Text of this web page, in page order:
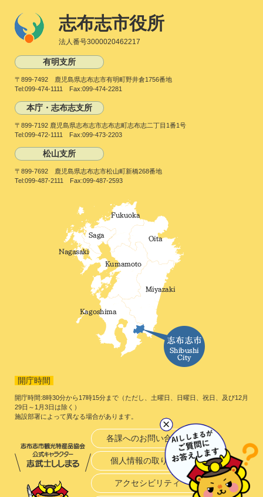
志布志市役所
法人番号3000020462217
有明支所
〒899-7492 鹿児島県志布志市有明町野井倉1756番地
Tel:099-474-1111 Fax:099-474-2281
本庁・志布志支所
〒899-7192 鹿児島県志布志市志布志町志布志二丁目1番1号
Tel:099-472-1111 Fax:099-473-2203
松山支所
〒899-7692 鹿児島県志布志市松山町新橋268番地
Tel:099-487-2111 Fax:099-487-2593
開庁時間
開庁時間:8時30分から17時15分まで（ただし、土曜日、日曜日、祝日、及び12月
29日～1月3日は除く）
施設部署によって異なる場合があります。
各課へのお問い合わせ
個人情報の取り扱い
アクセシビリティ